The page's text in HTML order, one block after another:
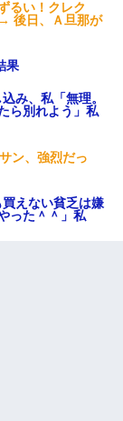
るい！クレク
後日、Ａ旦那が
果
み、私「無理。
ら別れよう」私
ン、強烈だっ
えない貧乏は嫌
った＾＾」私